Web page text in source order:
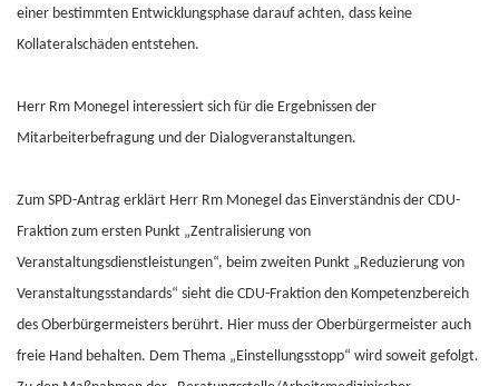
einer bestimmten Entwicklungsphase darauf achten, dass keine
Kollateralschäden entstehen.
Herr Rm Monegel interessiert sich für die Ergebnissen der
Mitarbeiterbefragung und der Dialogveranstaltungen.
Zum SPD-Antrag erklärt Herr Rm Monegel das Einverständnis der CDU-
Fraktion zum ersten Punkt „Zentralisierung von
Veranstaltungsdienstleistungen“, beim zweiten Punkt „Reduzierung von
Veranstaltungsstandards“ sieht die CDU-Fraktion den Kompetenzbereich
des Oberbürgermeisters berührt. Hier muss der Oberbürgermeister auch
freie Hand behalten. Dem Thema „Einstellungsstopp“ wird soweit gefolgt.